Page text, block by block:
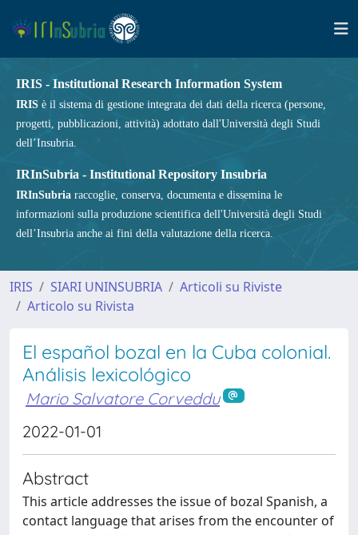
IRIS - Institutional Research Information System
IRIS è il sistema di gestione integrata dei dati della ricerca (persone,
progetti, pubblicazioni, attività) adottato dall'Università degli Studi
dell’Insubria.
IRInSubria - Institutional Repository Insubria
IRInSubria raccoglie, conserva, documenta e dissemina le
informazioni sulla produzione scientifica dell'Università degli Studi
dell’Insubria anche ai fini della valutazione della ricerca.
IRIS SIARI UNINSUBRIA
Articoli su Riviste
Articolo su Rivista
El español bozal en la Cuba colonial.
Análisis lexicológico
Mario Salvatore Corveddu
2022-01-01
Abstract
This article addresses the issue of bozal Spanish, a
contact language that arises from the encounter of